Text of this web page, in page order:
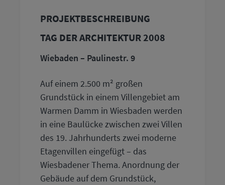
PROJEKTBESCHREIBUNG
TAG DER ARCHITEKTUR 2008
Wiebaden – Paulinestr. 9
Auf einem 2.500 m² großen
Grundstück in einem Villengebiet am
Warmen Damm in Wiesbaden werden
in eine Baulücke zwischen zwei Villen
des 19. Jahrhunderts zwei moderne
Etagenvillen eingefügt – das
Wiesbadener Thema. Anordnung der
Gebäude auf dem Grundstück,